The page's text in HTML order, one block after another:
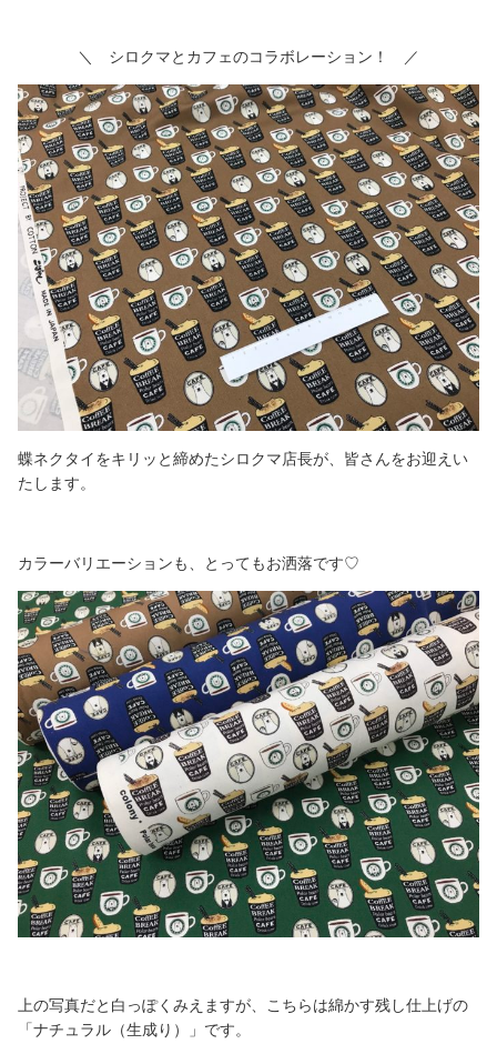
＼ シロクマとカフェのコラボレーション！ ／
蝶ネクタイをキリッと締めたシロクマ店長が、皆さんをお迎えい
たします。
カラーバリエーションも、とってもお洒落です♡
上の写真だと白っぽくみえますが、こちらは綿かす残し仕上げの
「ナチュラル（生成り）」です。